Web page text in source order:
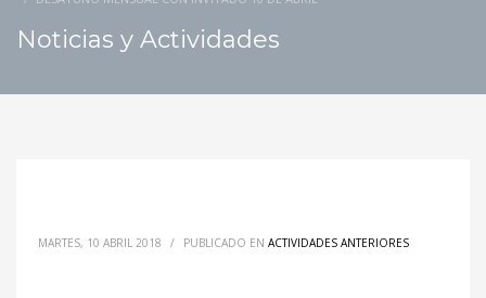
Noticias y Actividades
MARTES, 10 ABRIL 2018 / PUBLICADO EN ACTIVIDADES ANTERIORES